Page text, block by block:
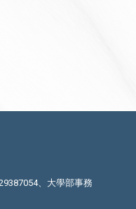
、大學部事務